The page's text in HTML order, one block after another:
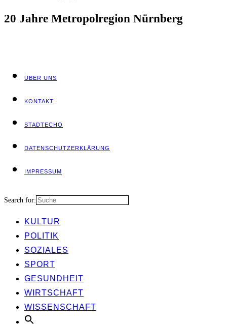
20 Jah­re Metro­pol­re­gi­on Nürnberg
ÜBER UNS
KON­TAKT
STADT­ECHO
DATEN­SCHUTZ­ER­KLÄ­RUNG
IMPRES­SUM
Search for:
KUL­TUR
POLI­TIK
SOZIA­LES
SPORT
GESUND­HEIT
WIRT­SCHAFT
WIS­SEN­SCHAFT